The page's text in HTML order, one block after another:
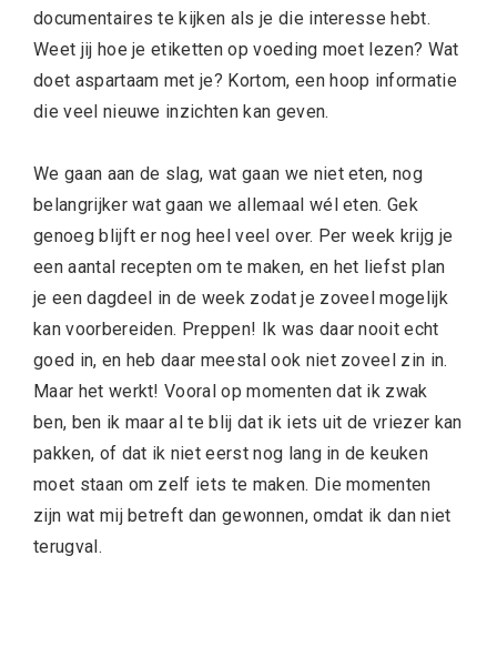
documentaires te kijken als je die interesse hebt.
Weet jij hoe je etiketten op voeding moet lezen? Wat
doet aspartaam met je? Kortom, een hoop informatie
die veel nieuwe inzichten kan geven.
We gaan aan de slag, wat gaan we niet eten, nog
belangrijker wat gaan we allemaal wél eten. Gek
genoeg blijft er nog heel veel over. Per week krijg je
een aantal recepten om te maken, en het liefst plan
je een dagdeel in de week zodat je zoveel mogelijk
kan voorbereiden. Preppen! Ik was daar nooit echt
goed in, en heb daar meestal ook niet zoveel zin in.
Maar het werkt! Vooral op momenten dat ik zwak
ben, ben ik maar al te blij dat ik iets uit de vriezer kan
pakken, of dat ik niet eerst nog lang in de keuken
moet staan om zelf iets te maken. Die momenten
zijn wat mij betreft dan gewonnen, omdat ik dan niet
terugval.